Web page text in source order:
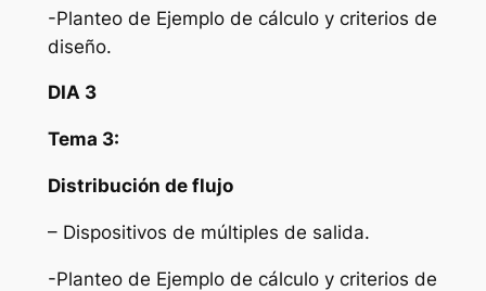
-Planteo de Ejemplo de cálculo y criterios de
diseño.
DIA 3
Tema 3:
Distribución de flujo
– Dispositivos de múltiples de salida.
-Planteo de Ejemplo de cálculo y criterios de